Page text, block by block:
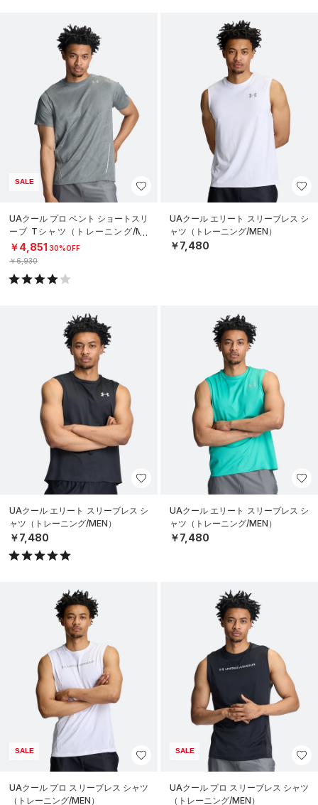
SALE
UAクール プロ ベント ショートスリ
ーブ Tシャツ（トレーニング/ME
N）
￥4,851 30%OFF
￥6,930
UAクール エリート スリーブレス シ
ャツ（トレーニング/MEN）
￥7,480
UAクール エリート スリーブレス シ
ャツ（トレーニング/MEN）
￥7,480
UAクール エリート スリーブレス シ
ャツ（トレーニング/MEN）
￥7,480
SALE
UAクール プロ スリーブレス シャツ
（トレーニング/MEN）
SALE
UAクール プロ スリーブレス シャツ
（トレーニング/MEN）